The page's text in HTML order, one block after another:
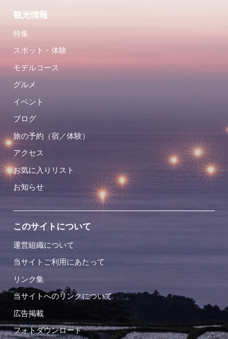
観光情報
特集
スポット・体験
モデルコース
グルメ
イベント
ブログ
旅の予約（宿／体験）
アクセス
お気に入りリスト
お知らせ
このサイトについて
運営組織について
当サイトご利用にあたって
リンク集
当サイトへのリンクについて
広告掲載
フォトダウンロード